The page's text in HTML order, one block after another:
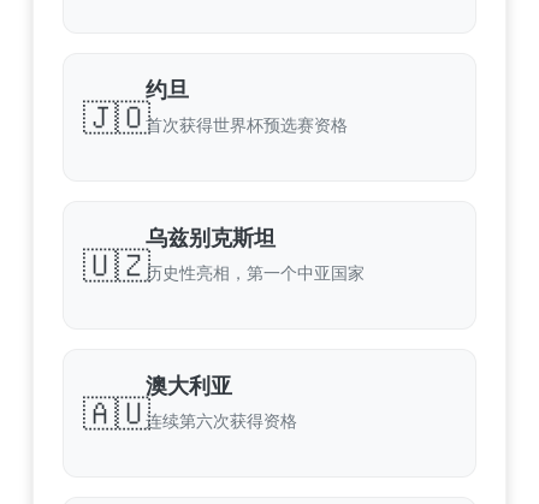
🇯🇴
约旦
首次获得世界杯预选赛资格
🇺🇿
乌兹别克斯坦
历史性亮相，第一个中亚国家
🇦🇺
澳大利亚
连续第六次获得资格